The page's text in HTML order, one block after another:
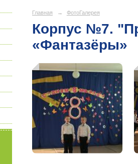
Главная → ФотоГалерея
Корпус №7.
«Фантазёры»